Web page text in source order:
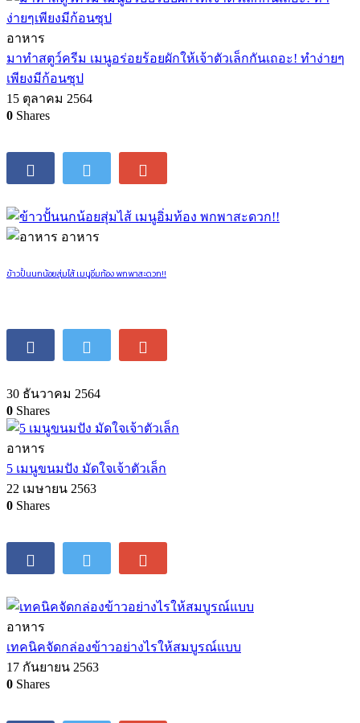
อาหาร
มาทำสตูว์ครีม เมนูอร่อยร้อยผักให้เจ้าตัวเล็กกันเถอะ! ทำง่ายๆ
เพียงมีก้อนซุป
15 ตุลาคม 2564
0 Shares
อาหาร
ข้าวปั้นนกน้อยสุ่มไส้ เมนูอิ่มท้อง พกพาสะดวก!!
30 ธันวาคม 2564
0 Shares
อาหาร
5 เมนูขนมปัง มัดใจเจ้าตัวเล็ก
22 เมษายน 2563
0 Shares
อาหาร
เทคนิคจัดกล่องข้าวอย่างไรให้สมบูรณ์แบบ
17 กันยายน 2563
0 Shares